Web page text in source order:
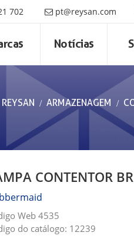
702 pt@reysan.com
Notícias
REYSAN ARMAZENAGEM
CONTENTOR
Web 4535
do catálogo: 12239